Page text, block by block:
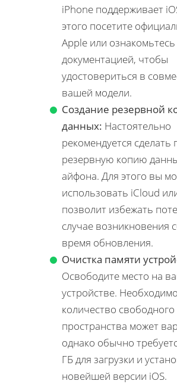
iPhone поддерживает
этого посетите
Apple или ознакомьтесь
документацией, чтобы
удостовериться в
вашей модели.
Создание резервной
данных: Настоятельно
рекомендуется сделать
резервную копию
айфона. Для этого вы
использовать iCloud
позволит избежать
случае возникновения
время обновления.
Очистка памяти
Освободите место на
устройстве.
количество свободного
пространства может
однако обычно
ГБ для загрузки и
новейшей версии iOS.